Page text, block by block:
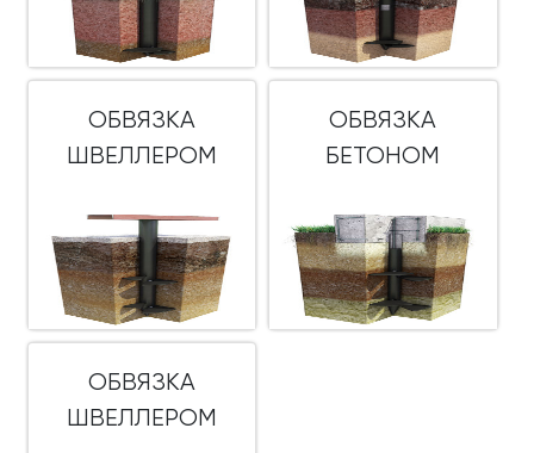
ОБВЯЗКА
ШВЕЛЛЕРОМ
ОБВЯЗКА
БЕТОНОМ
ОБВЯЗКА
ШВЕЛЛЕРОМ